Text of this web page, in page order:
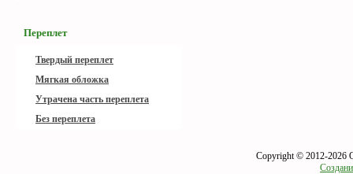
Переплет
Твердый переплет
Мягкая обложка
Утрачена часть переплета
Без переплета
Copyright © 2012-2026